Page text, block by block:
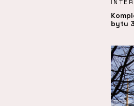
bytu